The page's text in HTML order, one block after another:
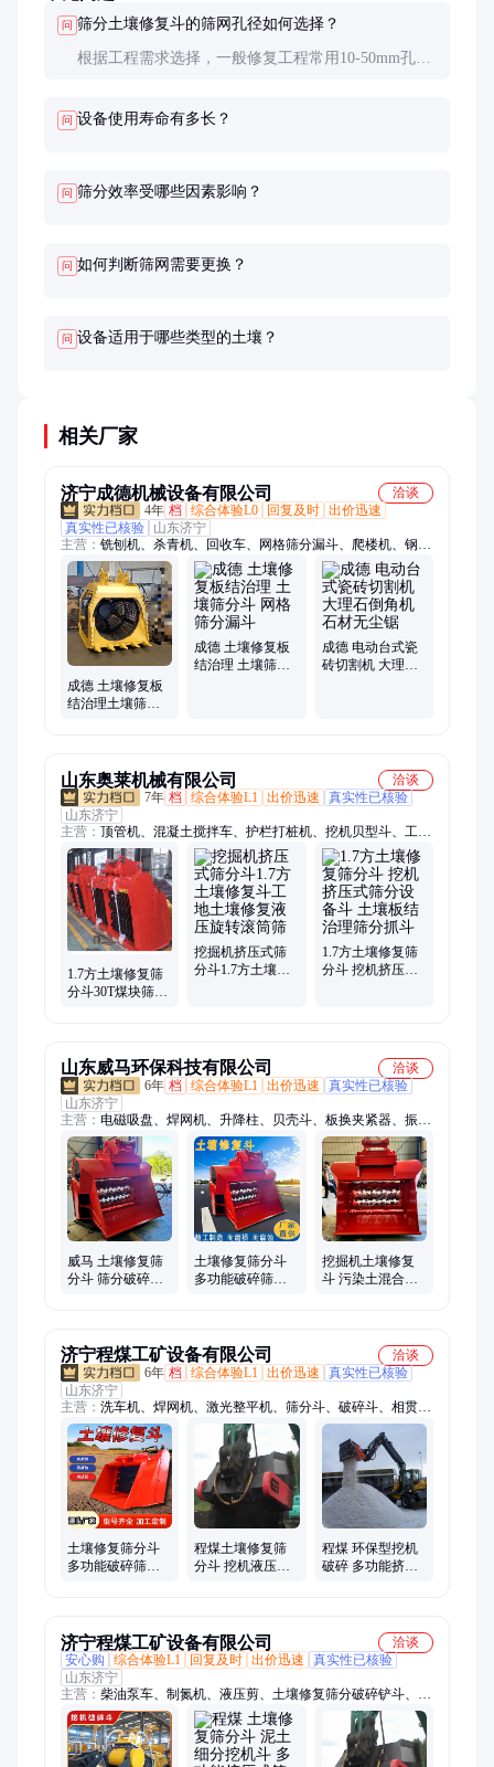
问 筛分土壤修复斗的筛网孔径如何选择？
根据工程需求选择，一般修复工程常用10-50mm孔
问 设备使用寿命有多长？
问 筛分效率受哪些因素影响？
问 如何判断筛网需要更换？
问 设备适用于哪些类型的土壤？
相关厂家
济宁成德机械设备有限公司
洽谈
4年 档 综合体验L0 回复及时 出价迅速
真实性已核验
山东济宁
主营： 铣刨机、杀青机、回收车、网格筛分漏斗、爬楼机、钢管
调直机
成德 土壤修复板
结治理土壤筛分
成德 土壤修复板
结治理 土壤筛分
成德 电动台式瓷
砖切割机 大理石
山东奥莱机械有限公司
洽谈
7年 档 综合体验L1 出价迅速
真实性已核验
山东济宁
主营： 顶管机、混凝土搅拌车、护栏打桩机、挖机贝型斗、工字
钢冷弯机、自动上料搅拌车、螺旋筋成形机、钢筋焊网机、等离
子切割机、抓木机、混凝土输送泵、螺旋钻机、破碎锤、劈裂
机、绳锯机、随车挖、激光整平机、混凝土摊铺机、电动玻璃吸
盘、生物质燃烧机、自动排焊机、焊网机、激光切割机、制氮
机、扫地车
1.7方土壤修复筛
分斗30T煤块筛分
挖掘机挤压式筛
分斗1.7方土壤修
1.7方土壤修复筛
分斗 挖机挤压式
山东威马环保科技有限公司
洽谈
6年 档 综合体验L1 出价迅速
真实性已核验
山东济宁
主营： 电磁吸盘、焊网机、升降柱、贝壳斗、板换夹紧器、振动
夯、锚索切割机、皮带取样器、顶管机、破碎锤、铣挖机、隧道
凿毛机、热熔划线机、螺旋钻机、污水处理设备、电动叉车、打
桩机、智能张拉设备、劈裂机、液压扳手、液压剪、生物质燃烧
机、劈裂棒、自卸式路面清扫车、洗车机
威马 土壤修复筛
分斗 筛分破碎斗
土壤修复筛分斗
多功能破碎筛分
挖掘机土壤修复
斗 污染土混合修
济宁程煤工矿设备有限公司
洽谈
6年 档 综合体验L1 出价迅速
真实性已核验
山东济宁
主营： 洗车机、焊网机、激光整平机、筛分斗、破碎斗、相贯线
切割机、电磁吸盘、液压扳手、劈裂枪、破拆工具组、液压剪、
智能张拉设备、蒸汽养护机、铣挖机、螺旋钻机、锚索切割机、
滚筒夯、劈裂棒、绳锯机、板换夹紧器、液压渣浆泵、单轨运输
车、生物质燃烧机、避障式割草机、破碎锤
土壤修复筛分斗
多功能破碎筛分
程煤土壤修复筛
分斗 挖机液压筛
程煤 环保型挖机
破碎 多功能挤压
济宁程煤工矿设备有限公司
洽谈
安心购
综合体验L1 回复及时 出价迅速
真实性已核验
山东济宁
主营： 柴油泵车、制氮机、液压剪、土壤修复筛分破碎铲斗、液
压顶管机、玻璃吸盘、焊网机、生物质燃烧机、扫地车、划线
机、渣浆泵、打桩机、智能张拉设备、劈裂机、板换夹紧器、铣
挖机、护栏清洗机、抓钢机、螺旋钻机、劈裂棒、电动绳锯机、